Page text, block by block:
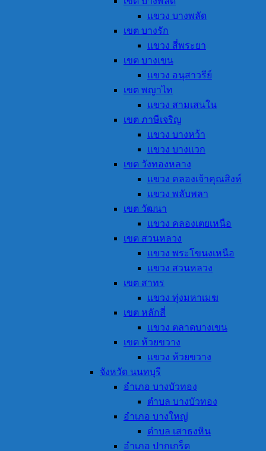
แขวง บางพลัด
เขต บางรัก
แขวง สี่พระยา
เขต บางเขน
แขวง อนุสาวรีย์
เขต พญาไท
แขวง สามเสนใน
เขต ภาษีเจริญ
แขวง บางหว้า
แขวง บางแวก
เขต วังทองหลาง
แขวง คลองเจ้าคุณสิงห์
แขวง พลับพลา
เขต วัฒนา
แขวง คลองเตยเหนือ
เขต สวนหลวง
แขวง พระโขนงเหนือ
แขวง สวนหลวง
เขต สาทร
แขวง ทุ่งมหาเมฆ
เขต หลักสี่
แขวง ตลาดบางเขน
เขต ห้วยขวาง
แขวง ห้วยขวาง
จังหวัด นนทบุรี
อำเภอ บางบัวทอง
ตำบล บางบัวทอง
อำเภอ บางใหญ่
ตำบล เสาธงหิน
อำเภอ ปากเกร็ด